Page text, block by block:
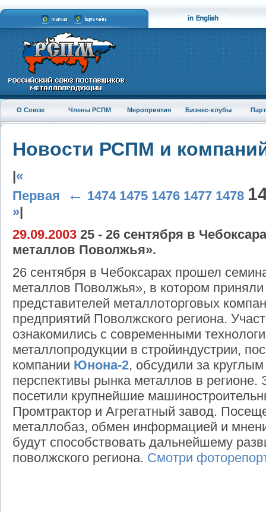
О Союзе Члены РСПМ Мероприятия Бизнес-клубы
Новости РСПМ и
«
Первая
← 1474 1475 1476 1477 1478
»
29.09.2003 25 - 26 сентября в
металлов Поволжья».
26 сентября в Чебоксарах прошел
металлов Поволжья», в котором приняли
представителей металлоторговых
предприятий Поволжского региона.
ознакомились с современными
металлопродукции в стройиндустрии,
компании Юнона-2, обсудили за
перспективы рынка металлов в регионе.
посетили крупнейшие
Промтрактор и Агрегатный завод.
металлобаз, обмен информацией и
будут способствовать дальнейшему
поволжского региона. Смотри